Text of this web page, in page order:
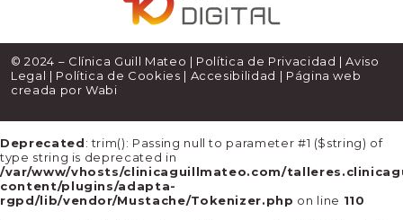
© 2024 – Clínica Guill Mateo | Política de Privacidad |Aviso
Legal | Política de Cookies | Accesibilidad | Página web
creada porWabi
Deprecated: trim(): Passing null to parameter #1 ($string) of
type string is deprecated in
/var/www/vhosts/clinicaguillmateo.com/
content/plugins/adapta-
rgpd/lib/vendor/Mustache/Tokenizer.php on line 110